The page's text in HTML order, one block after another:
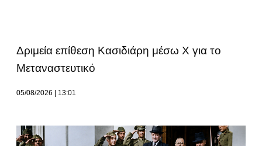
Δριμεία επίθεση Κασιδιάρη μέσω Χ για το
Μεταναστευτικό
05/08/2026 13:01